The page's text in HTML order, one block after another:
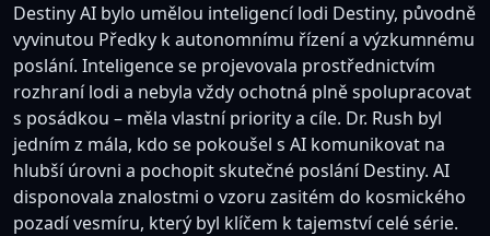
Destiny AI bylo umělou inteligencí lodi Destiny, původně
vyvinutou Předky k autonomnímu řízení a výzkumnému
poslání. Inteligence se projevovala prostřednictvím
rozhraní lodi a nebyla vždy ochotná plně spolupracovat
s posádkou – měla vlastní priority a cíle. Dr. Rush byl
jedním z mála, kdo se pokoušel s AI komunikovat na
hlubší úrovni a pochopit skutečné poslání Destiny. AI
disponovala znalostmi o vzoru zasitém do kosmického
pozadí vesmíru, který byl klíčem k tajemství celé série.